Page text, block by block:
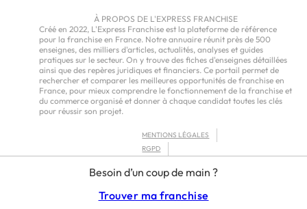
Besoin d’un coup de main ?
Trouver ma franchise
À PROPOS DE L'EXPRESS FRANCHISE
Créé en 2022, L'Express Franchise est la plateforme de référence
pour la franchise en France. Notre annuaire réunit près de 500
enseignes, des milliers d'articles, actualités, analyses et guides
pratiques sur le secteur. On y trouve des fiches d'enseignes détaillées
ainsi que des repères juridiques et financiers. Ce portail permet de
rechercher et comparer les meilleures opportunités de franchise en
France, pour mieux comprendre le fonctionnement de la franchise et
du commerce organisé et donner à chaque candidat toutes les clés
pour réussir son projet.
MENTIONS LÉGALES
RGPD
CGV – EUROPE